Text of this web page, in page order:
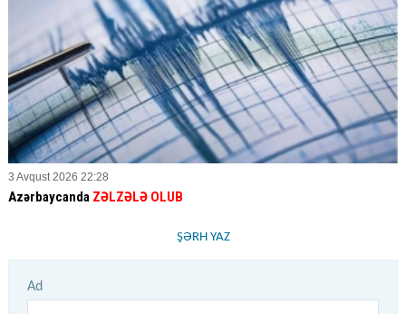
3 Avqust 2026 22:28
Azərbaycanda ZƏLZƏLƏ OLUB
ŞƏRH YAZ
Ad